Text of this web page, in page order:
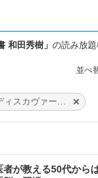
和田秀樹」の読み放
並べ
ディスカヴァー携書
者が教える50代から